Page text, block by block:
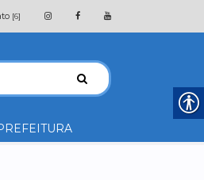
[6]